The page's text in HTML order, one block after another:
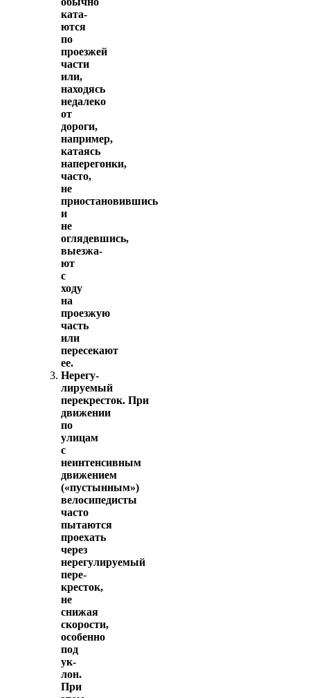
ката­
ются
по
проезжей
части
или,
находясь
недалеко
от
дороги,
например,
катаясь
наперегонки,
часто,
не
приостановившись
и
не
оглядевшись,
выезжа­
ют
с
ходу
на
проезжую
часть
или
пересекают
ее.
Нерегу­
лируемый
перекресток. При
движении
по
улицам
с
неинтенсивным
движением
(«пустынным»)
велосипедисты
часто
пытаются
проехать
через
нерегулируемый
пере­
кресток,
не
снижая
скорости,
особенно
под
ук­
лон.
При